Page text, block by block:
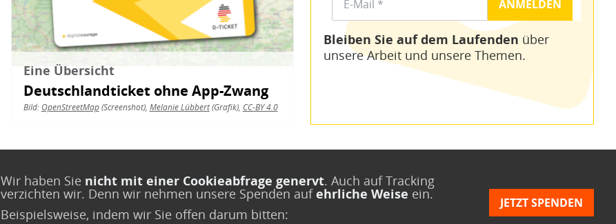
Eine Übersicht
Deutschlandticket ohne App-Zwang
Bild: OpenStreetMap(Screenshot), Melanie Lübbert(Grafik), CC-BY 4.0
Bleiben Sie auf dem Laufenden über
unsere Arbeit und unsere Themen.
Wir haben Sie nicht mit einer Cookieabfrage genervt. Auch auf Tracking
verzichten wir. Denn wir nehmen unsere Spenden aufehrliche Weise ein.
Beispielsweise, indem wir Sie offen darum bitten:
JETZT SPENDEN